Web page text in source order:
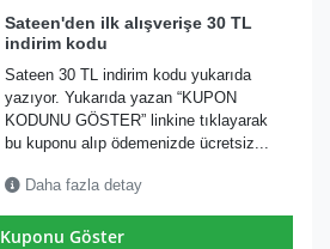
Sateen'den ilk alışverişe 30 TL
indirim kodu
Sateen 30 TL indirim kodu yukarıda
yazıyor. Yukarıda yazan “KUPON
KODUNU GÖSTER” linkine tıklayarak
bu kuponu alıp ödemenizde ücretsiz...
Daha fazla detay
Kuponu Göster